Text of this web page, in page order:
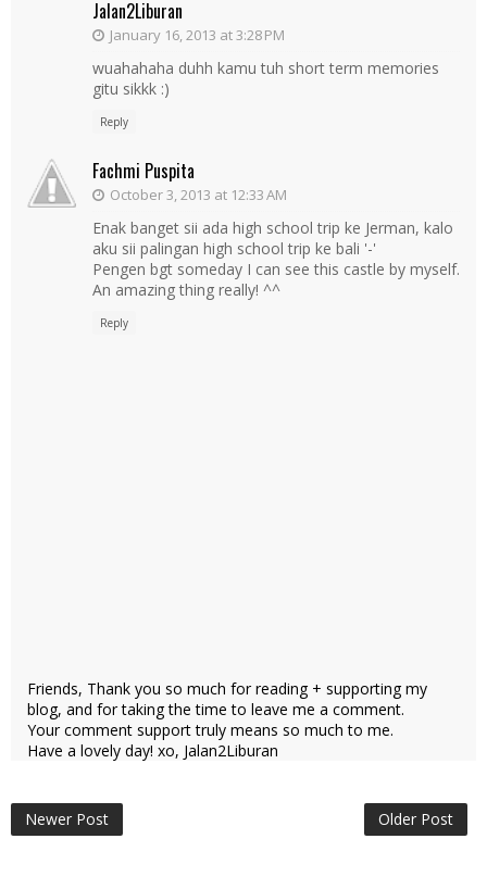
Jalan2Liburan
January 16, 2013 at 3:28 PM
wuahahaha duhh kamu tuh short term memories
gitu sikkk :)
Reply
Fachmi Puspita
October 3, 2013 at 12:33 AM
Enak banget sii ada high school trip ke Jerman, kalo
aku sii palingan high school trip ke bali '-'
Pengen bgt someday I can see this castle by myself.
An amazing thing really! ^^
Reply
Friends, Thank you so much for reading + supporting my
blog, and for taking the time to leave me a comment.
Your comment support truly means so much to me.
Have a lovely day! xo, Jalan2Liburan
Newer Post Older Post